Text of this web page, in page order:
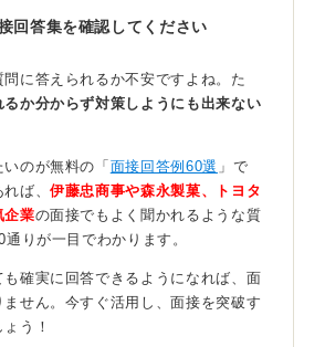
れませんし、「対人能力が低いのは
できないだろう」と否定的な評価を
。
たからといって即面接失敗であるとは
が、「絶対にここを外してはいけな
あります。
まいますが、印象はずっと残りま
く左右するのは「最初と最後の挨
回答集を確認してください
に答えられるか不安ですよね。た
るか分からず対策しようにも出来ない
のが無料の「 面接回答例60選 」で
れば、伊藤忠商事や森永製菓、トヨタ
企業の面接でもよく聞かれるような質
りが一目でわかります。
も確実に回答できるようになれば、面
せん。今すぐ活用し、面接を突破す
う！